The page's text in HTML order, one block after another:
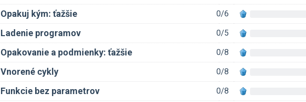
Opakuj kým: ťažšie 0/6
Ladenie programov 0/5
Opakovanie a podmienky: ťažšie 0/8
Vnorené cykly 0/8
Funkcie bez parametrov 0/8